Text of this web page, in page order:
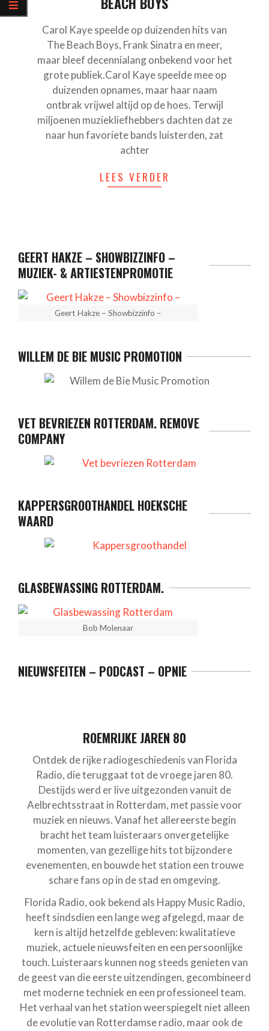
Carol Kaye speelde op duizenden hits van
The Beach Boys, Frank Sinatra en meer,
maar bleef decennialang onbekend voor het
grote publiek.Carol Kaye speelde mee op
duizenden opnames, maar haar naam
ontbrak vrijwel altijd op de hoes. Terwijl
miljoenen muziekliefhebbers dachten dat ze
naar hun favoriete bands luisterden, zat
achter
LEES VERDER
GEERT HAKZE – SHOWBIZZINFO –
MUZIEK- & ARTIESTENPROMOTIE
Geert Hakze – Showbizzinfo –
WILLEM DE BIE MUSIC PROMOTION
VET BEVRIEZEN ROTTERDAM. REMOVE
COMPANY
KAPPERSGROOTHANDEL HOEKSCHE
WAARD
GLASBEWASSING ROTTERDAM.
Bob Molenaar
NIEUWSFEITEN – PODCAST – OPNIE
ROEMRIJKE JAREN 80
Ontdek de rijke radiogeschiedenis van Florida
Radio, die teruggaat tot de vroege jaren 80.
Destijds werd er live uitgezonden vanuit de
Aelbrechtsstraat in Rotterdam, met passie voor
muziek en nieuws. Vanaf het allereerste begin
bracht het team luisteraars onvergetelijke
momenten, van gezellige hits tot bijzondere
evenementen, en bouwde het station een trouwe
schare fans op in de stad en omgeving.
Florida Radio, ook bekend als Happy Music Radio,
heeft sindsdien een lange weg afgelegd, maar de
kern is altijd hetzelfde gebleven: kwalitatieve
muziek, actuele nieuwsfeiten en een persoonlijke
touch. Luisteraars kunnen nog steeds genieten van
de geest van die eerste uitzendingen, gecombineerd
met moderne techniek en een professioneel team.
Het verhaal van het station weerspiegelt niet alleen
de evolutie van Rotterdamse radio, maar ook de